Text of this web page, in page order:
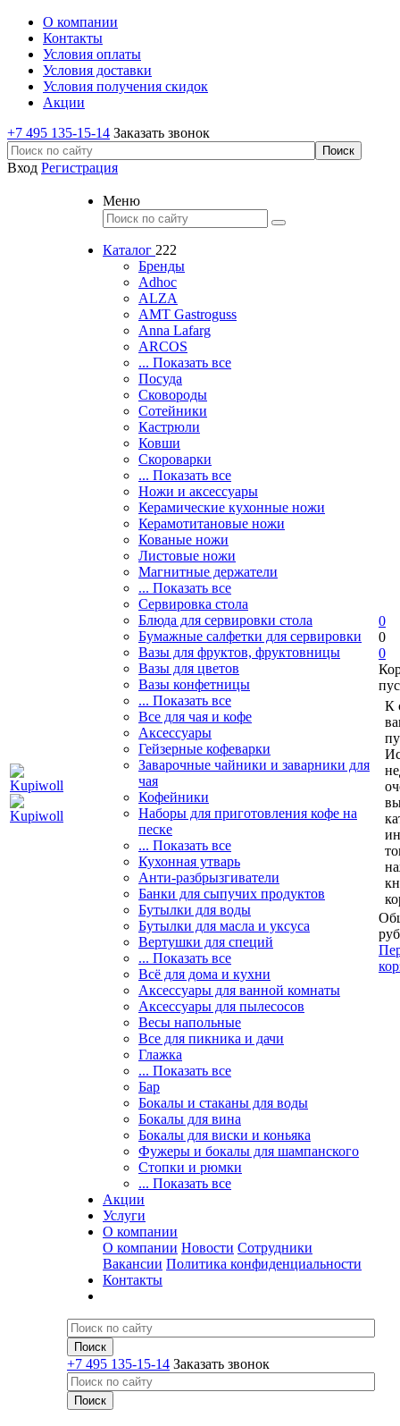
О компании
Контакты
Условия оплаты
Условия доставки
Условия получения скидок
Акции
+7 495 135-15-14 Заказать звонок
Вход Регистрация
Меню
Каталог 222
Бренды
Adhoc
ALZA
AMT Gastroguss
Anna Lafarg
ARCOS
... Показать все
Посуда
Сковороды
Сотейники
Кастрюли
Ковши
Скороварки
... Показать все
Ножи и аксессуары
Керамические кухонные ножи
Керамотитановые ножи
Кованые ножи
Листовые ножи
Магнитные держатели
... Показать все
Сервировка стола
Блюда для сервировки стола
Бумажные салфетки для сервировки
Вазы для фруктов, фруктовницы
Вазы для цветов
Вазы конфетницы
... Показать все
Все для чая и кофе
Аксессуары
Гейзерные кофеварки
Заварочные чайники и заварники для
чая
Кофейники
Наборы для приготовления кофе на
песке
... Показать все
Кухонная утварь
Анти-разбрызгиватели
Банки для сыпучих продуктов
Бутылки для воды
Бутылки для масла и уксуса
Вертушки для специй
... Показать все
Всё для дома и кухни
Аксессуары для ванной комнаты
Аксессуары для пылесосов
Весы напольные
Все для пикника и дачи
Глажка
... Показать все
Бар
Бокалы и стаканы для воды
Бокалы для вина
Бокалы для виски и коньяка
Фужеры и бокалы для шампанского
Стопки и рюмки
... Показать все
Акции
Услуги
О компании
О компании Новости Сотрудники
Вакансии Политика конфиденциальности
Контакты
+7 495 135-15-14 Заказать звонок
0
0
0
К